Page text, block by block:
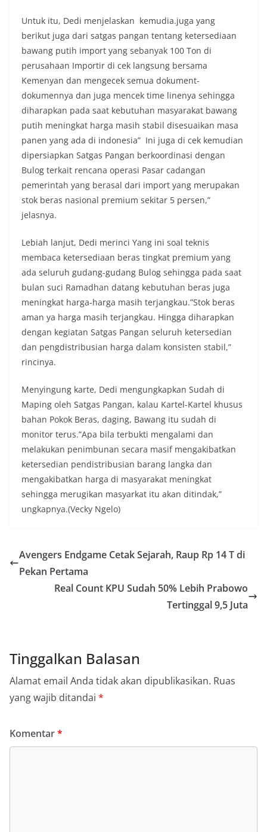
Untuk itu, Dedi menjelaskan kemudia.juga yang
berikut juga dari satgas pangan tentang ketersediaan
bawang putih import yang sebanyak 100 Ton di
perusahaan Importir di cek langsung bersama
Kemenyan dan mengecek semua dokument-
dokumennya dan juga mencek time linenya sehingga
diharapkan pada saat kebutuhan masyarakat bawang
putih meningkat harga masih stabil disesuaikan masa
panen yang ada di indonesia” Ini juga di cek kemudian
dipersiapkan Satgas Pangan berkoordinasi dengan
Bulog terkait rencana operasi Pasar cadangan
pemerintah yang berasal dari import yang merupakan
stok beras nasional premium sekitar 5 persen,”
jelasnya.
Lebiah lanjut, Dedi merinci Yang ini soal teknis
membaca ketersediaan beras tingkat premium yang
ada seluruh gudang-gudang Bulog sehingga pada saat
bulan suci Ramadhan datang kebutuhan beras juga
meningkat harga-harga masih terjangkau.”Stok beras
aman ya harga masih terjangkau. Hingga diharapkan
dengan kegiatan Satgas Pangan seluruh ketersedian
dan pengdistribusian harga dalam konsisten stabil,”
rincinya.
Menyingung karte, Dedi mengungkapkan Sudah di
Maping oleh Satgas Pangan, kalau Kartel-Kartel khusus
bahan Pokok Beras, daging, Bawang itu sudah di
monitor terus.”Apa bila terbukti mengalami dan
melakukan penimbunan secara masif mengakibatkan
ketersedian pendistribusian barang langka dan
mengakibatkan harga di masyarakat meningkat
sehingga merugikan masyarkat itu akan ditindak,”
ungkapnya.(Vecky Ngelo)
Avengers Endgame Cetak Sejarah, Raup Rp 14 T di
Pekan Pertama
Real Count KPU Sudah 50% Lebih Prabowo
Tertinggal 9,5 Juta
Tinggalkan Balasan
Alamat email Anda tidak akan dipublikasikan. Ruas
yang wajib ditandai *
Komentar*